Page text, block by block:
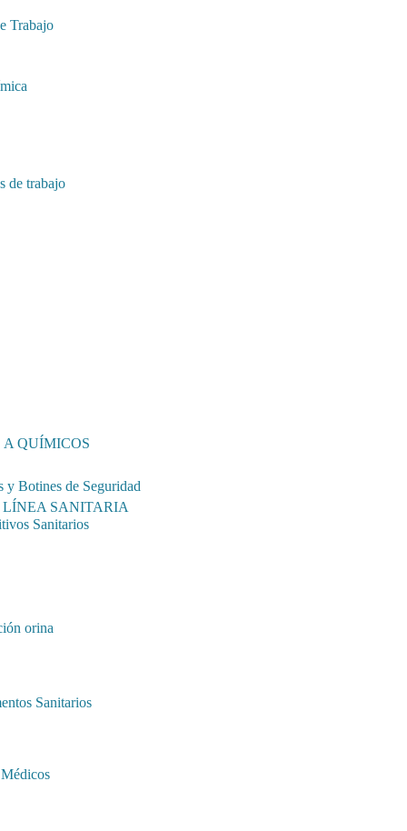
Trabajo
de trabajo
A QUÍMICOS
y Botines de Seguridad
LÍNEA SANITARIA
Sanitarios
orina
Sanitarios